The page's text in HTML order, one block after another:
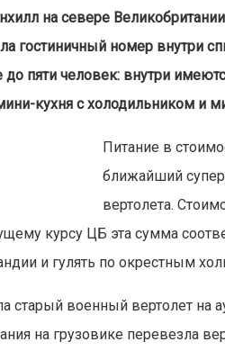
на севере
гостиничный номер внутри
пяти человек: внутри
кухня с холодильником и
Питание в
ближайший
вертолета.
курсу ЦБ эта сумма
и гулять по окрестным
старый военный вертолет на
на грузовике перевезла